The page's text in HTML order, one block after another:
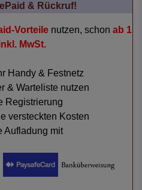
& Rückruf!
Vorteilenutzen, schon ab 1
MwSt.
Handy & Festnetz
& Warteliste nutzen
Registrierung
versteckten Kosten
Aufladung mit